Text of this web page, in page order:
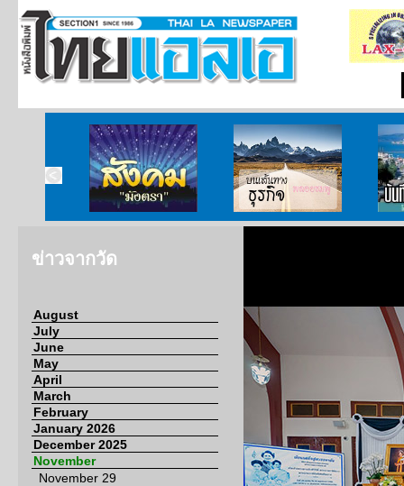
สังคมมังตรา บนเส้นทางธุรกิจ บั
ข่าวจากวัด
August
July
June
May
April
March
February
January 2026
December 2025
November
November 29